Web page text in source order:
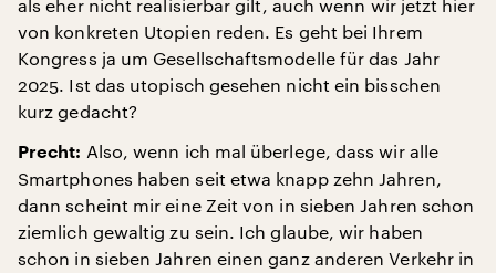
als eher nicht realisierbar gilt, auch wenn wir jetzt hier
von konkreten Utopien reden. Es geht bei Ihrem
Kongress ja um Gesellschaftsmodelle für das Jahr
2025. Ist das utopisch gesehen nicht ein bisschen
kurz gedacht?
Precht: Also, wenn ich mal überlege, dass wir alle
Smartphones haben seit etwa knapp zehn Jahren,
dann scheint mir eine Zeit von in sieben Jahren schon
ziemlich gewaltig zu sein. Ich glaube, wir haben
schon in sieben Jahren einen ganz anderen Verkehr in